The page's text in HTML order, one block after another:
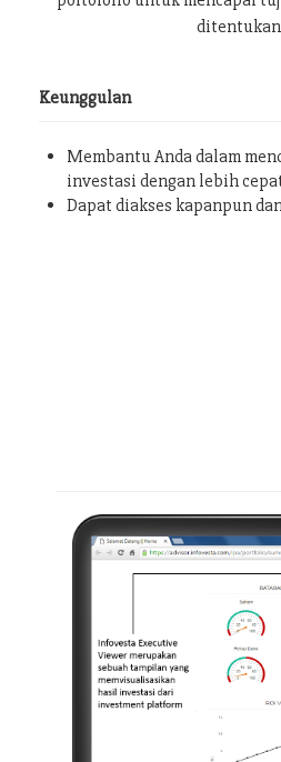
ditentukan
Keunggulan
Membantu Anda dalam
investasi dengan lebih
Dapat diakses kapanpun